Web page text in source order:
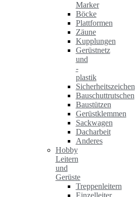
Marker
Böcke
Plattformen
Zäune
Kupplungen
Gerüstnetz
und
-
plastik
Sicherheitszeichen
Bauschuttrutschen
Baustützen
Gerüstklemmen
Sackwagen
Dacharbeit
Anderes
Hobby
Leitern
und
Gerüste
Treppenleitern
Einzelleiter